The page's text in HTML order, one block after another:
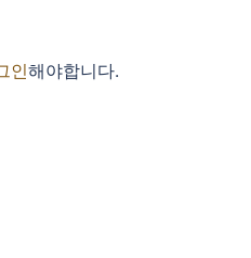
인해야합니다.